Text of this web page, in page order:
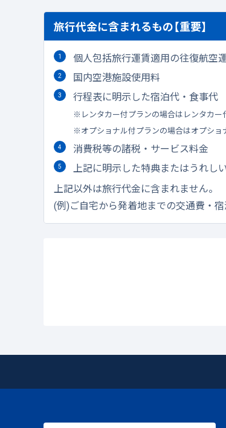
旅行代金に含まれるもの【重要】
個人包括旅行運賃適用の往復航空
国内空港施設使用料
行程表に明示した宿泊代・食事代
レンタカー付プランの場合はレンタカー
オプショナル付プランの場合はオプショ
消費税等の諸税・サービス料金
上記に明示した特典またはうれし
上記以外は旅行代金に含まれません。
(例)ご自宅から発着地までの交通費・